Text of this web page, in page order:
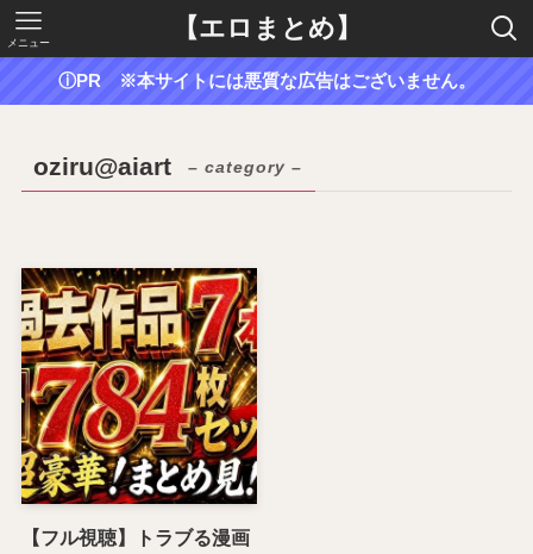
【エロまとめ】
メニュー
ⓘPR ※本サイトには悪質な広告はございません。
oziru@aiart – category –
【フル視聴】トラブる漫画